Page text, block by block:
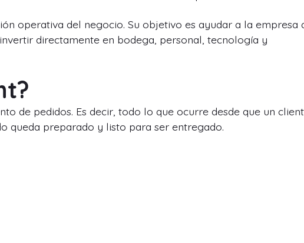
operativa del negocio. Su objetivo es ayudar a la empresa
directamente en bodega, personal, tecnología y
de pedidos. Es decir, todo lo que ocurre desde que un
queda preparado y listo para ser entregado.